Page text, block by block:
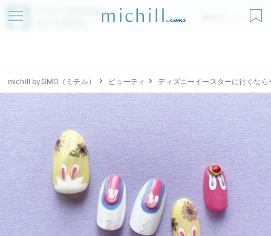
アプリでmichillが
無料ダウンロード
michill byGMO（ミチル） ビューティ ディズニーイースターに行くな